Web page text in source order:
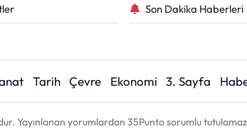
Son Dakika Haberleri
Tarih Çevre Ekonomi 3. Sayfa
Yayınlanan yorumlardan 35Punto sorumlu